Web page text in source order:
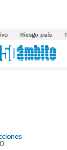
Riesgo país